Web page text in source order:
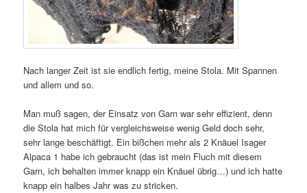
Nach langer Zeit ist sie endlich fertig, meine Stola. Mit Spannen
und allem und so.
Man muß sagen, der Einsatz von Garn war sehr effizient, denn
die Stola hat mich für vergleichsweise wenig Geld doch sehr,
sehr lange beschäftigt. Ein bißchen mehr als 2 Knäuel Isager
Alpaca 1 habe ich gebraucht (das ist mein Fluch mit diesem
Garn, ich behalten immer knapp ein Knäuel übrig…) und ich hatte
knapp ein halbes Jahr was zu stricken.